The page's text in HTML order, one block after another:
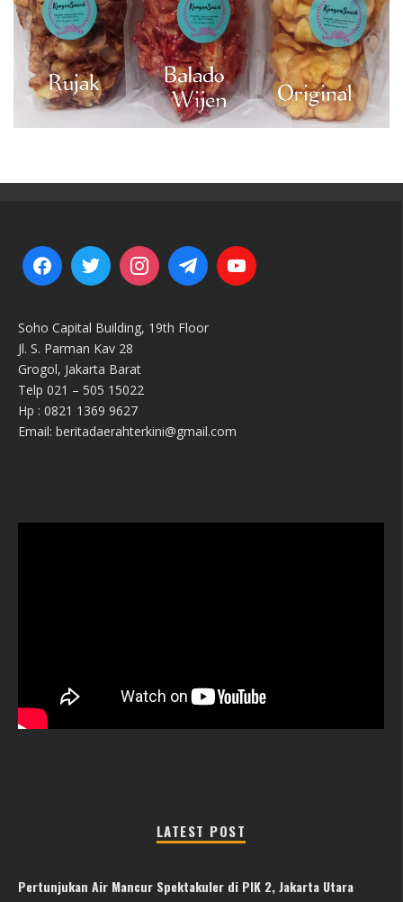
Soho Capital Building, 19th Floor
Jl. S. Parman Kav 28
Grogol, Jakarta Barat
Telp 021 – 505 15022
Hp : 0821 1369 9627
Email: beritadaerahterkini@gmail.com
LATEST POST
Pertunjukan Air Mancur Spektakuler di PIK 2, Jakarta Utara